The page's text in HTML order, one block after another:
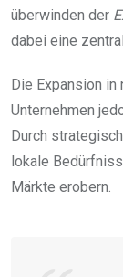
überwinden der
dabei eine
Die Expansion
Unternehmen
Durch
lokale
Märkte erobern.